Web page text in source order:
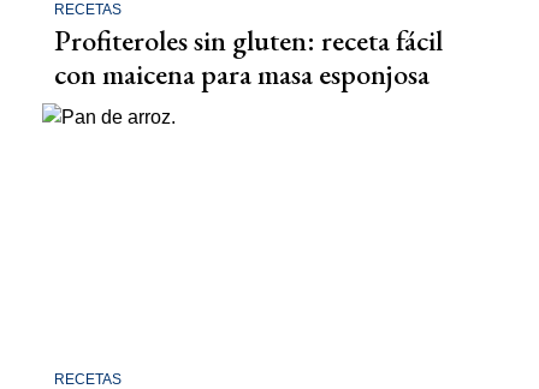
RECETAS
Profiteroles sin gluten: receta fácil
con maicena para masa esponjosa
RECETAS